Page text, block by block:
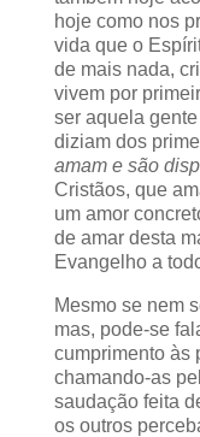
hoje como nos
vida que o
de mais nada,
vivem por
ser aquela
diziam dos
amam e são
Cristãos, que
um amor
de amar desta
Evangelho a
Mesmo se nem
mas, pode-se
cumprimento às
chamando-as
saudação feita
os outros